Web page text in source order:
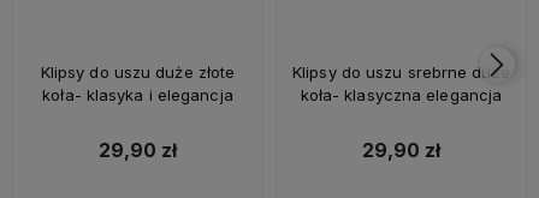
Klipsy do uszu duże złote
koła- klasyka i elegancja
29,90 zł
Klipsy do uszu srebrne duże
koła- klasyczna elegancja
29,90 zł